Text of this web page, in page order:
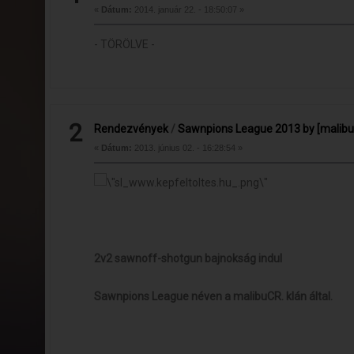
« Dátum: 2014. január 22. - 18:50:07 »
- TÖRÖLVE -
2 Rendezvények /Sawnpions League 2013 by
« Dátum: 2013. június 02. - 16:28:54 »
2v2 sawnoff-shotgun bajnokság indul
Sawnpions League néven a malibuCR. klán által.